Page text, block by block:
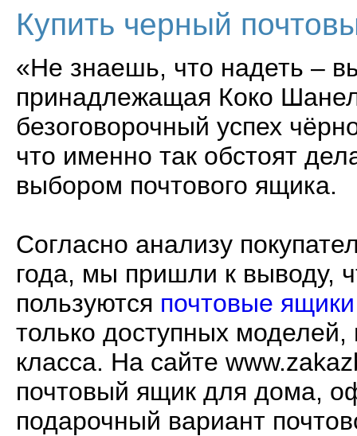
Купить черный
«Не знаешь, что надеть –
принадлежащая Коко
безоговорочный успех
что именно так обстоят
выбором почтового ящика.
Согласно анализу
года, мы пришли к выводу,
пользуются почтовые ящики
только доступных моделей,
класса. На сайте
почтовый ящик для дома,
подарочный вариант